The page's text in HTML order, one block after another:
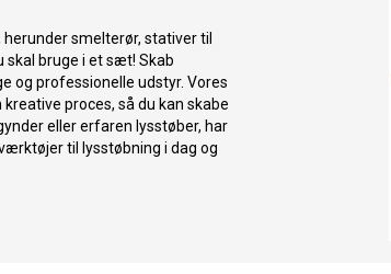
smelterør, stativer til
skal bruge i et sæt! Skab
og professionelle udstyr. Vores
proces, så du kan skabe
eller erfaren lysstøber, har
til lysstøbning i dag og